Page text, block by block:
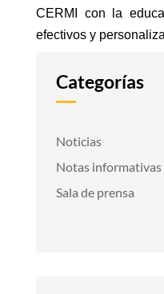
CERMI con la
efectivos y
Categorías
Noticias
Notas informativas
Sala de prensa